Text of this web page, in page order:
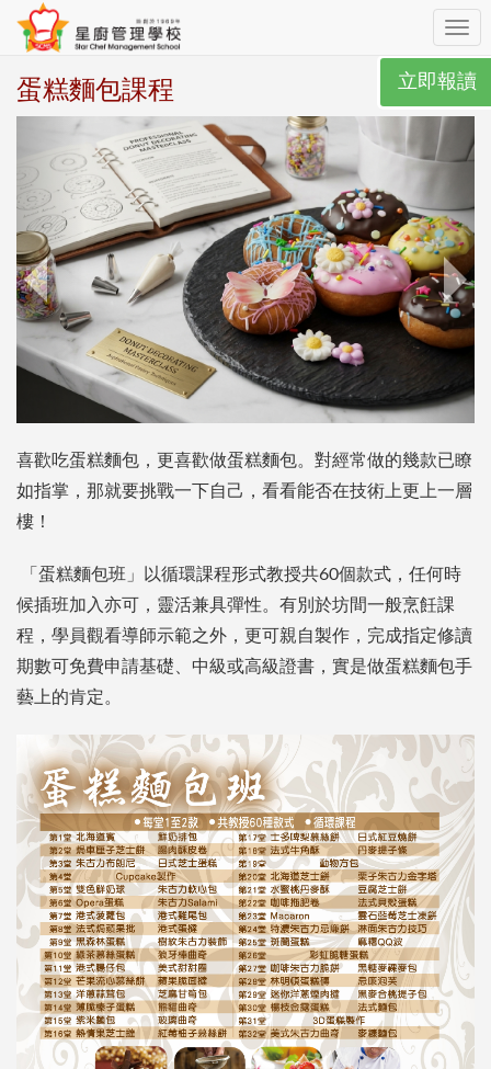
蛋糕麵包課程 立即報讀
喜歡吃蛋糕麵包，更喜歡做蛋糕麵包。對經常做的幾款已瞭
如指掌，那就要挑戰一下自己，看看能否在技術上更上一層
樓！
「蛋糕麵包班」以循環課程形式教授共60個款式，任何時
候插班加入亦可，靈活兼具彈性。有別於坊間一般烹飪課
程，學員觀看導師示範之外，更可親自製作，完成指定修讀
期數可免費申請基礎、中級或高級證書，實是做蛋糕麵包手
藝上的肯定。